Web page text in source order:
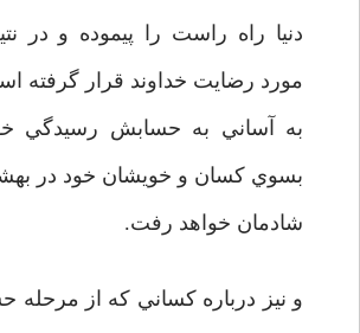
دنيا راه راست را پيموده و در
مورد رضايت خداوند قرار گرفته
به آساني به حسابش رسيدگي
بسوي کسان و خويشان خود در
شادمان خواهد رفت.
و نيز درباره کساني که از